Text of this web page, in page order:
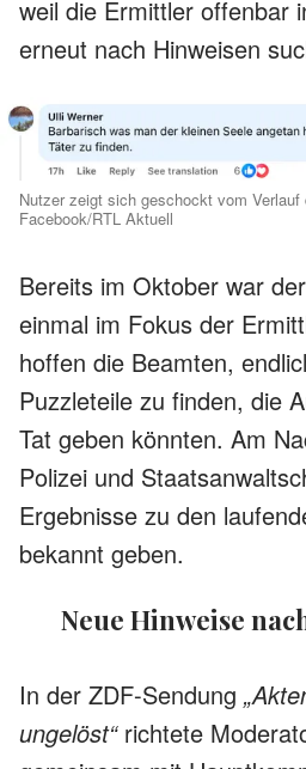
weil die Ermittler offenbar
erneut nach Hinweisen
Nutzer zeigt sich geschockt vom
Facebook/RTL Aktuell
Bereits im Oktober war
einmal im Fokus der
hoffen die Beamten,
Puzzleteile zu finden, die
Tat geben könnten. Am
Polizei und
Ergebnisse zu den
bekannt geben.
Neue Hinweise
In der ZDF-Sendung
ungelöst“richtete